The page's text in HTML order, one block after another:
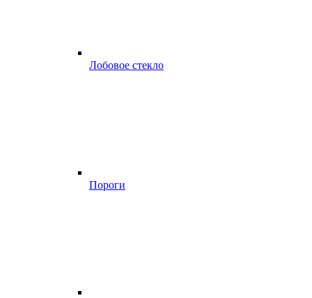
Лобовое стекло
Пороги